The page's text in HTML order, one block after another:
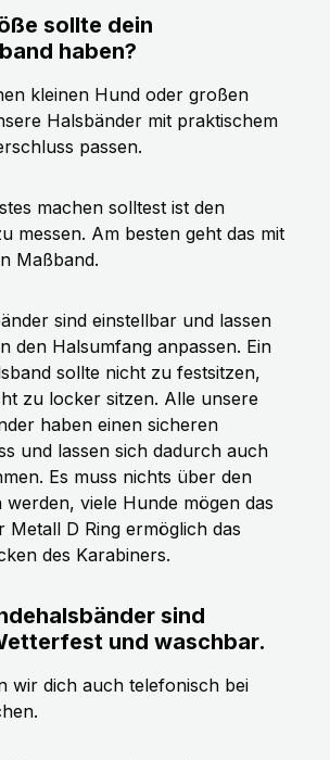
sollte dein
haben?
kleinen Hund oder großen
Halsbänder mit praktischem
passen.
machen solltest ist den
messen. Am besten geht das mit
Maßband.
sind einstellbar und lassen
den Halsumfang anpassen. Ein
sollte nicht zu festsitzen,
zu locker sitzen. Alle unsere
haben einen sicheren
und lassen sich dadurch auch
Es muss nichts über den
werden, viele Hunde mögen das
Metall D Ring ermöglich das
des Karabiners.
sind
und waschbar.
wir dich auch telefonisch bei